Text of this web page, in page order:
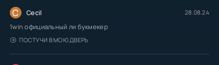
C Cecil 28.08.24
1win официальный ли букмекер
ПОСТУЧИ В МОЮ ДВЕРЬ